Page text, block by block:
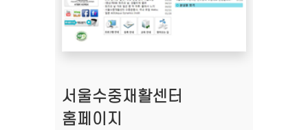
서울수중재활센터
홈페이지